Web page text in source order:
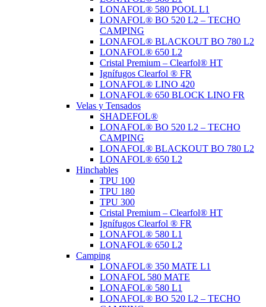
LONAFOL® 580 POOL L1
LONAFOL® BO 520 L2 – TECHO
CAMPING
LONAFOL® BLACKOUT BO 780 L2
LONAFOL® 650 L2
Cristal Premium – Clearfol® HT
Ignífugos Clearfol ® FR
LONAFOL® LINO 420
LONAFOL® 650 BLOCK LINO FR
Velas y Tensados
SHADEFOL®
LONAFOL® BO 520 L2 – TECHO
CAMPING
LONAFOL® BLACKOUT BO 780 L2
LONAFOL® 650 L2
Hinchables
TPU 100
TPU 180
TPU 300
Cristal Premium – Clearfol® HT
Ignífugos Clearfol ® FR
LONAFOL® 580 L1
LONAFOL® 650 L2
Camping
LONAFOL® 350 MATE L1
LONAFOL 580 MATE
LONAFOL® 580 L1
LONAFOL® BO 520 L2 – TECHO